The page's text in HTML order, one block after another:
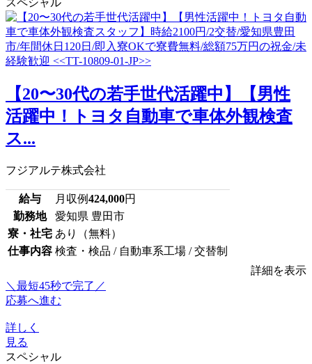
スペシャル
【20〜30代の若手世代活躍中】【男性
活躍中！トヨタ自動車で車体外観検査
ス...
フジアルテ株式会社
給与 月収例424,000円
勤務地
愛知県 豊田市
寮・社宅 あり（無料）
仕事内容 検査・検品 / 自動車系工場 / 交替制
詳細を表示
＼最短45秒で完了／
応募へ進む
詳しく
見る
スペシャル